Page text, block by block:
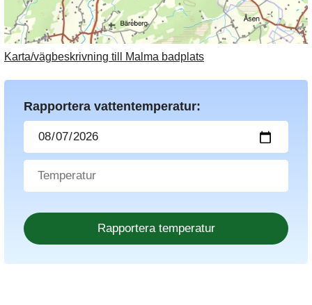
Karta/vägbeskrivning till Malma badplats
Rapportera vattentemperatur: